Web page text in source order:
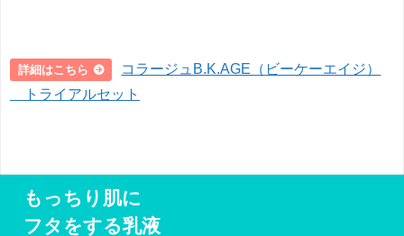
詳細はこちら
コラージュB.K.AGE（ビーケーエイジ）
トライアルセット
もっちり肌に
フタをする乳液